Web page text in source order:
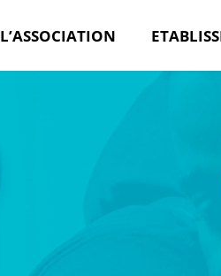
L’ASSOCIATION